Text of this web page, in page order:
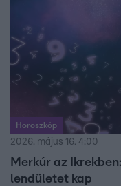
Horoszkóp
2026. május 16. 4:00
Merkúr az
lendületet kap